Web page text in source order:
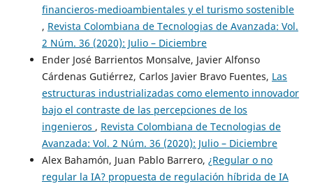
financieros-medioambientales y el turismo sostenible
, Revista Colombiana de Tecnologias de Avanzada: Vol.
2 Núm. 36 (2020): Julio – Diciembre
Ender José Barrientos Monsalve, Javier Alfonso
Cárdenas Gutiérrez, Carlos Javier Bravo Fuentes, Las
estructuras industrializadas como elemento innovador
bajo el contraste de las percepciones de los
ingenieros , Revista Colombiana de Tecnologias de
Avanzada: Vol. 2 Núm. 36 (2020): Julio – Diciembre
Alex Bahamón, Juan Pablo Barrero, ¿Regular o no
regular la IA? propuesta de regulación híbrida de IA